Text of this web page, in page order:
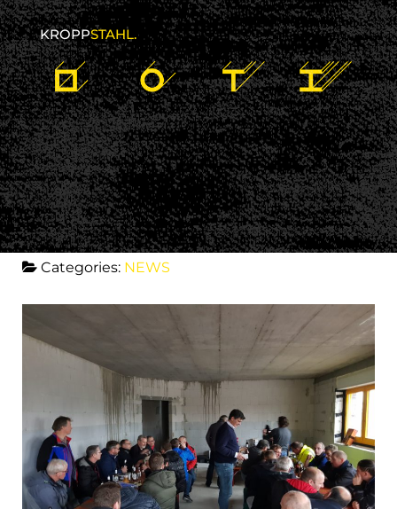
KROPPSTAHL.
21 december 2018
kroppstahl
No comments
Categories: NEWS